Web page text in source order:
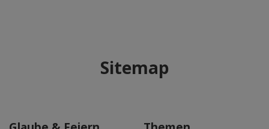
Sitemap